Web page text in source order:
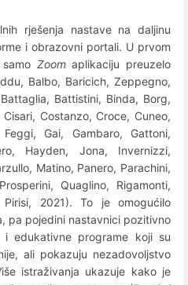
rješenja nastave na daljinu
i obrazovni portali. U prvom
Zoomaplikaciju preuzelo
Balbo, Baricich, Zeppegno,
Battistini, Binda, Borg,
Costanzo, Croce, Cuneo,
Gai, Gambaro, Gattoni,
Hayden, Jona, Invernizzi,
Matino, Panero, Parachini,
Quaglino, Rigamonti,
2021). To je omogućilo
pa pojedini nastavnici pozitivno
i edukativne programe koji su
ali pokazuju nezadovoljstvo
istraživanja ukazuje kako je